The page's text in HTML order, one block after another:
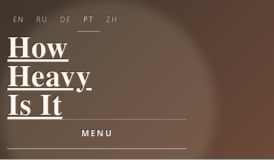
How
Heavy
Is It
MENU
EN RU DE PT ZH